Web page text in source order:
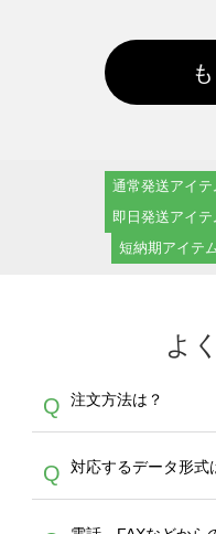
通常発送アイテ
即日発送アイテ
短納期アイテ
よ
Q 注文方法は？
A
生産にて承
デザインの
30枚以上や
Q 対応するデータ形式